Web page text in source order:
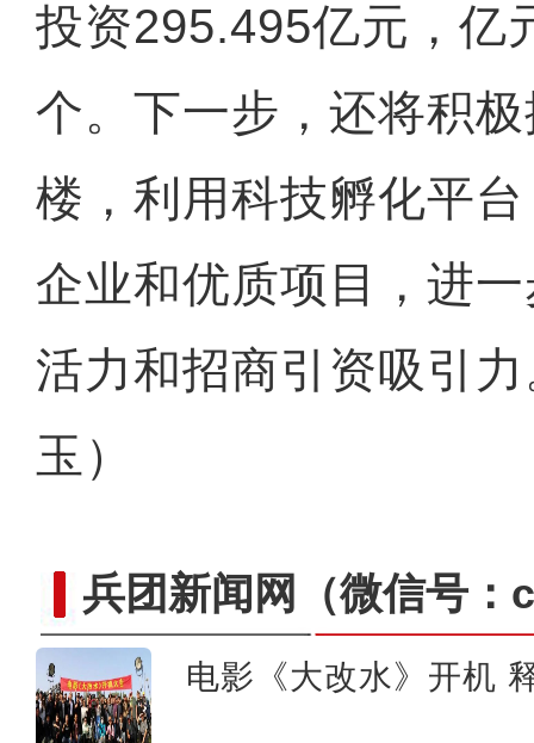
投资295.495亿元，亿
个。下一步，还将积
楼，利用科技孵化平
企业和优质项目，进
活力和招商引资吸引
玉）
兵团新闻网 （微信号
电影《大改水》开机